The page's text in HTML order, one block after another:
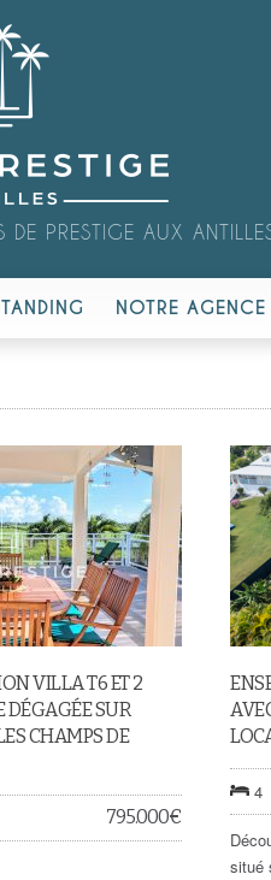
DE PRESTIGE AUX
NOTRE AGENCE
VILLA T6 ET 2
DÉGAGÉE SUR
CHAMPS DE
795.000€
4
situé